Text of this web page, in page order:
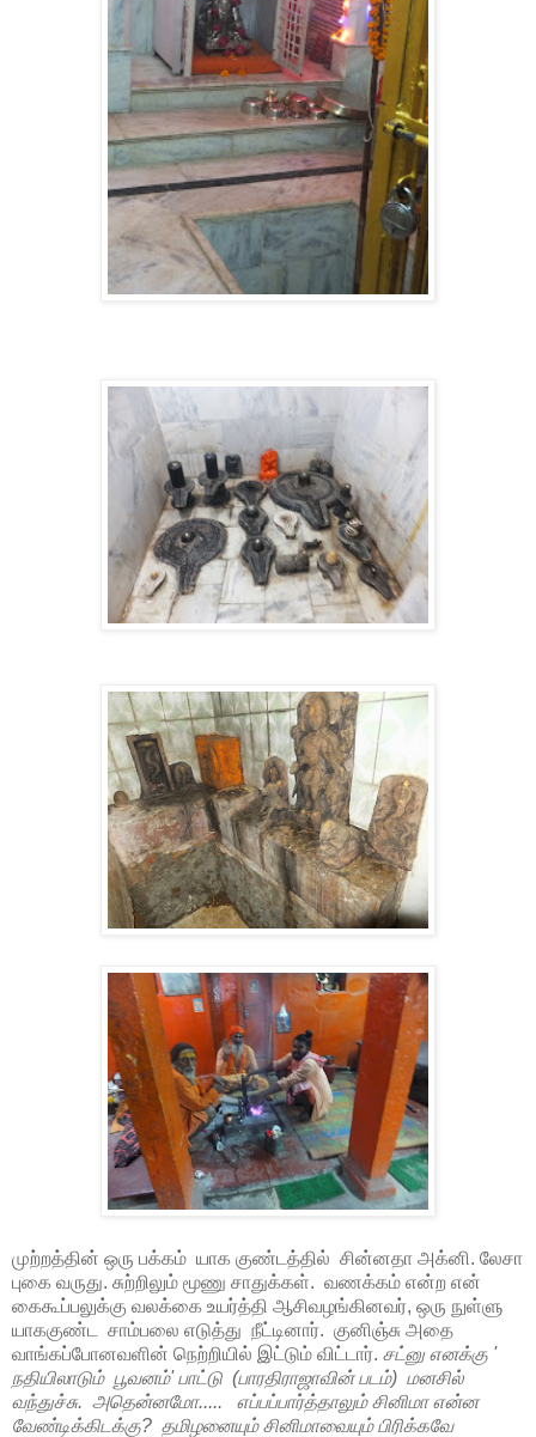
முற்றத்தின் ஒரு பக்கம் யாக குண்டத்தில் சின்னதா அக்னி. லேசா
புகை வருது. சுற்றிலும் மூணு சாதுக்கள். வணக்கம் என்ற என்
கைகூப்பலுக்கு வலக்கை உயர்த்தி ஆசிவழங்கினவர், ஒரு நுள்ளு
யாககுண்ட சாம்பலை எடுத்து நீட்டினார். குனிஞ்சு அதை
வாங்கப்போனவளின் நெற்றியில் இட்டும் விட்டார். சட்னு எனக்கு '
நதியிலாடும் பூவனம்' பாட்டு (பாரதிராஜாவின் படம்) மனசில்
வந்துச்சு. அதென்னமோ..... எப்பப்பார்த்தாலும் சினிமா என்ன
வேண்டிக்கிடக்கு? தமிழனையும் சினிமாவையும் பிரிக்கவே